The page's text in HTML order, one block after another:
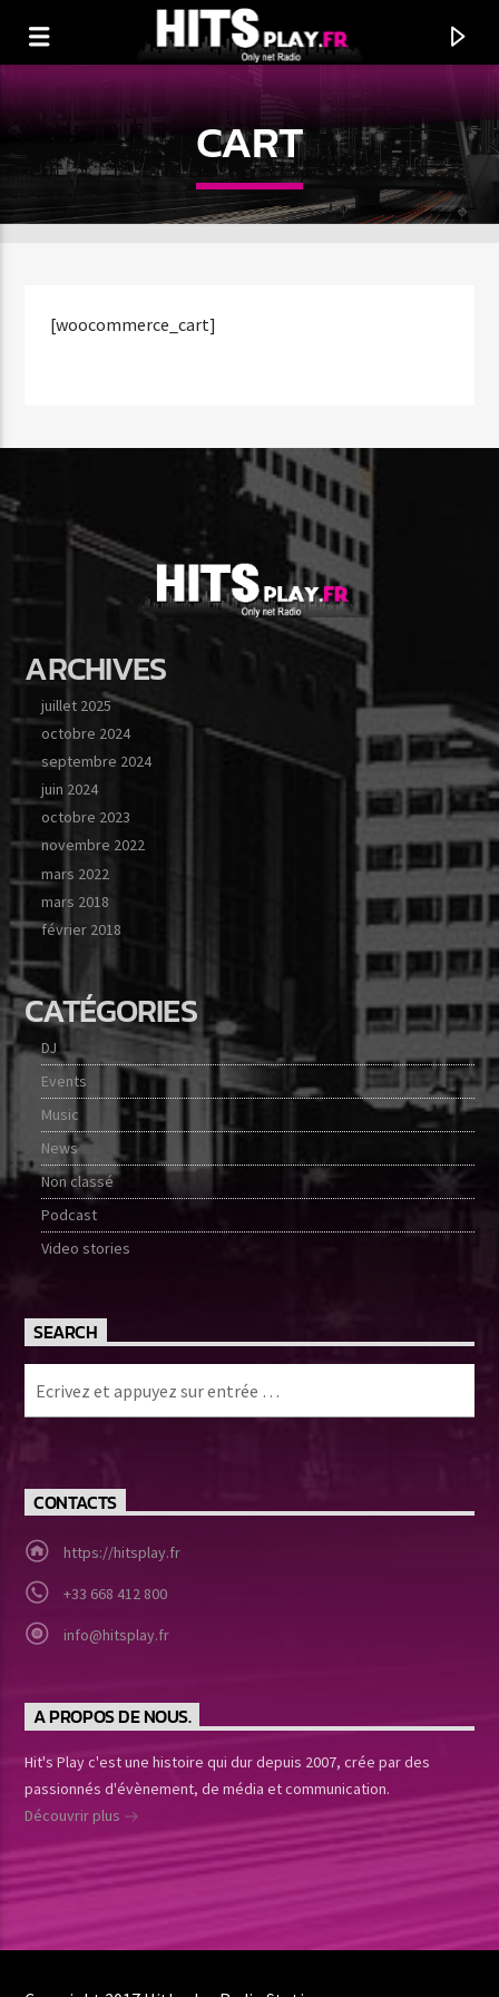
TITRE
Hit’s Pop
Hit’s Play
Hit’s Play Urban
CART
[woocommerce_cart]
ARCHIVES
juillet 2025
octobre 2024
septembre 2024
juin 2024
octobre 2023
novembre 2022
mars 2022
mars 2018
février 2018
CATÉGORIES
DJ
Events
Music
News
Non classé
Podcast
Video stories
SEARCH
CONTACTS
https://hitsplay.fr
+33 668 412 800
info@hitsplay.fr
A PROPOS DE NOUS.
Hit's Play c'est une histoire qui dur depuis 2007, crée par des
passionnés d'évènement, de média et communication.
Découvrir plus